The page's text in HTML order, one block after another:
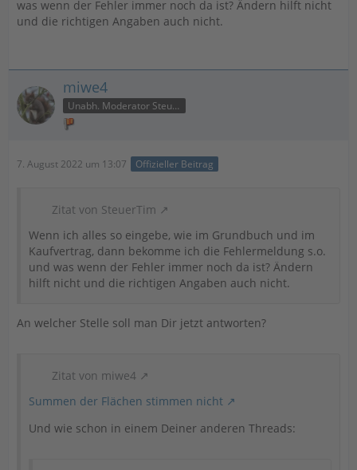
was wenn der Fehler immer noch da ist? Ändern hilft nicht
und die richtigen Angaben auch nicht.
miwe4
Unabh. Moderator Steuer
7. August 2022 um 13:07 Offizieller Beitrag
Zitat von SteuerTim
Wenn ich alles so eingebe, wie im Grundbuch und im
Kaufvertrag, dann bekomme ich die Fehlermeldung s.o.
und was wenn der Fehler immer noch da ist? Ändern
hilft nicht und die richtigen Angaben auch nicht.
An welcher Stelle soll man Dir jetzt antworten?
Zitat von miwe4
Summen der Flächen stimmen nicht
Und wie schon in einem Deiner anderen Threads: